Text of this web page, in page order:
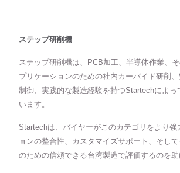
ステップ研削機
ステップ研削機は、PCB加工、半導体作業、
プリケーションのための社内カーバイド研削
制御、実践的な製造経験を持つStartechによっ
います。
Startechは、バイヤーがこのカテゴリをより強
ョンの整合性、カスタマイズサポート、そし
のための信頼できる台湾製造で評価するのを助